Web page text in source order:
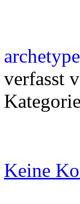
verfasst
Kategorie
Keine